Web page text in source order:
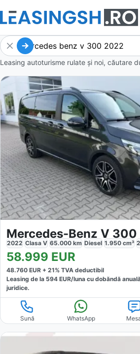
Leasing autoturisme rulate și noi, căutare
2022 Clasa V 65.000 km Diesel 1.950 cm³
58.999 EUR
48.760 EUR + 21% TVA deductibil
Leasing de la 594 EUR/luna cu dobăndă
juridice.
Sună WhatsApp